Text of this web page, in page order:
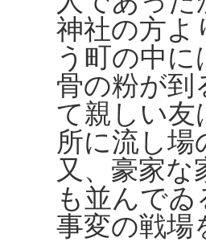
神社の方よ
う町の中
骨の粉が到
て親しい友
所に流し
又、豪家
も並んで
事変の戦場